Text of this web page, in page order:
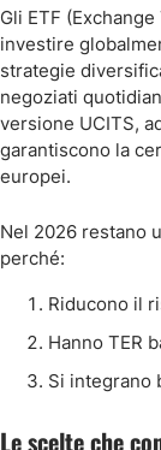
Gli ETF
investire
strategie
negoziati
versione UCITS,
garantiscono la
europei.
Nel 2026 restano
perché:
Riducono il
Hanno TER
Si integrano
Le scelte che